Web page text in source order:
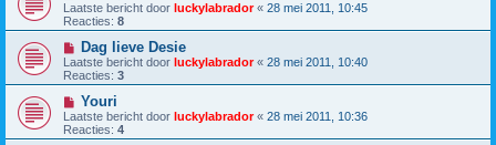
Laatste bericht door luckylabrador« 28 mei 2011, 10:45
Reacties: 8
Dag lieve Desie
Laatste bericht door luckylabrador« 28 mei 2011, 10:40
Reacties: 3
Youri
Laatste bericht door luckylabrador« 28 mei 2011, 10:36
Reacties: 4